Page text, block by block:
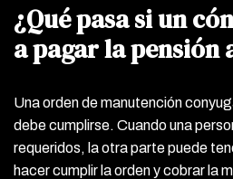
¿Qué pasa si un
a pagar la pensión
Una orden de manutención
debe cumplirse. Cuando una
requeridos, la otra parte puede
hacer cumplir la orden y cobrar la